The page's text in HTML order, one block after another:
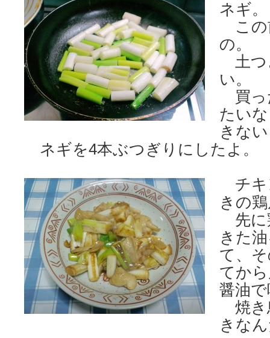
ネギ。
この
の。
土つ
い。
買っ
たい
きな
ネギを4本ぶつぎりにしたよ。
チキ
きの
先に
きた
て、
てか
醤油
焼き
きな